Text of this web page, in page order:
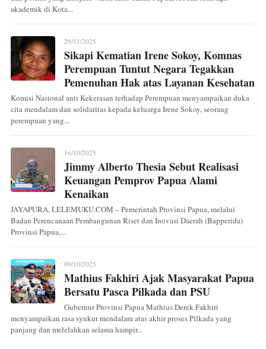
akademik di Kota...
29/11/2025
Sikapi Kematian Irene Sokoy, Komnas
Perempuan Tuntut Negara Tegakkan
Pemenuhan Hak atas Layanan Kesehatan
Komisi Nasional anti Kekerasan terhadap Perempuan menyampaikan duka
cita mendalam dan solidaritas kepada keluarga Irene Sokoy, seorang
perempuan yang...
16/10/2025
Jimmy Alberto Thesia Sebut Realisasi
Keuangan Pemprov Papua Alami
Kenaikan
JAYAPURA, LELEMUKU.COM – Pemerintah Provinsi Papua, melalui
Badan Perencanaan Pembangunan Riset dan Inovasi Daerah (Bapperida)
Provinsi Papua,...
09/10/2025
Mathius Fakhiri Ajak Masyarakat Papua
Bersatu Pasca Pilkada dan PSU
Gubernur Provinsi Papua Mathius Derek Fakhiri
menyampaikan rasa syukur mendalam atas akhir proses Pilkada yang
panjang dan melelahkan selama hampir...